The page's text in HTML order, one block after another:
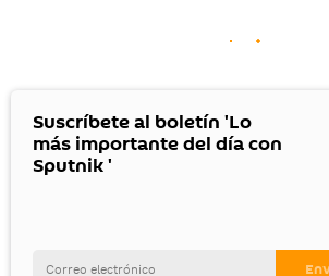
Suscríbete al boletín 'Lo
más importante del día con
Sputnik '